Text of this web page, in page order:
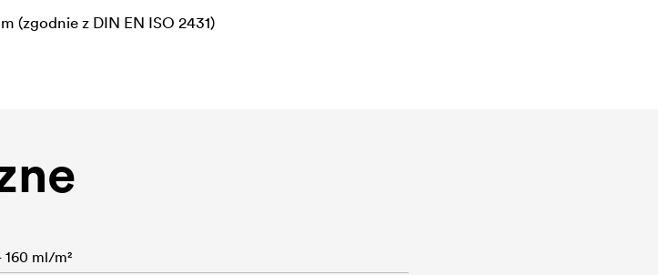
(zgodnie z DIN EN ISO 2431)
160 ml/m²